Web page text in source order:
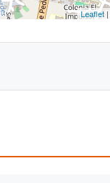
Leaflet